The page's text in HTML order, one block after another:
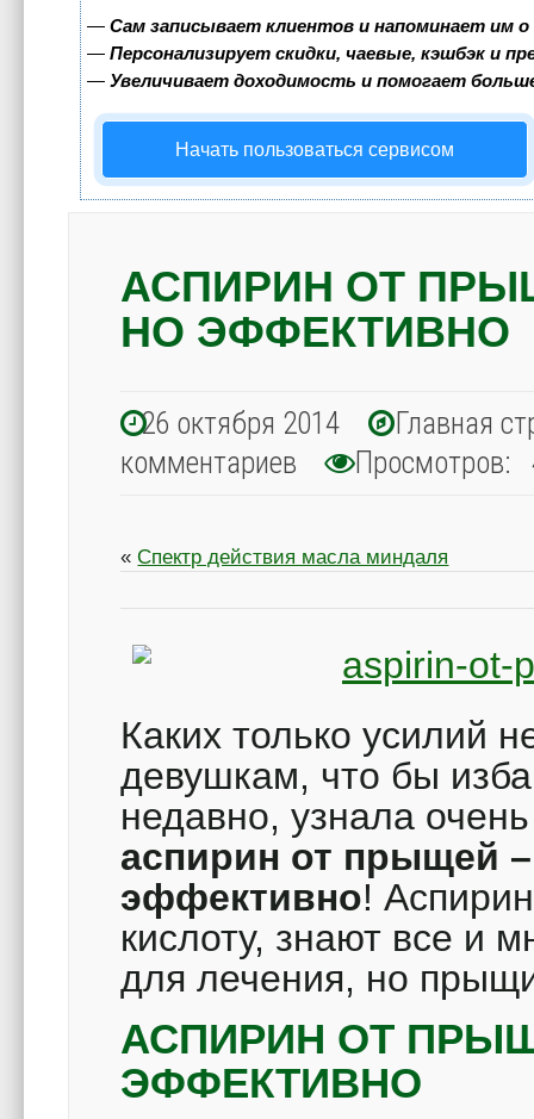
—Сам записывает клиентов и напоминает им
—Персонализирует скидки, чаевые, кэшбэк и
—Увеличивает доходимость и помогает
Начать пользоваться сервисом
АСПИРИН ОТ
НО ЭФФЕКТИВНО
26 октября 2014
Главная
комментариев
Просмотров:
«Спектр действия масла миндаля
Каких только усилий
девушкам, что бы
недавно, узнала
аспирин от прыщей
эффективно!
кислоту, знают все и
для лечения, но
АСПИРИН ОТ
ЭФФЕКТИВНО